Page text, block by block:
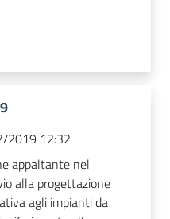
2019 12:32
appaltante nel
alla progettazione
agli impianti da